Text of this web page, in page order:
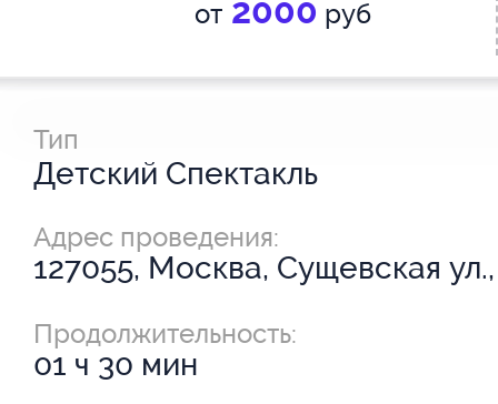
от 2000 руб
Тип
Детский Спектакль
Адрес проведения:
127055, Москва, Сущевская
Продолжительность:
01 ч 30 мин